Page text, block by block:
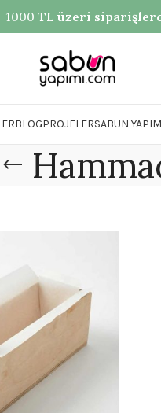
1000 TL üzeri
BLOGPROJELERSABUN